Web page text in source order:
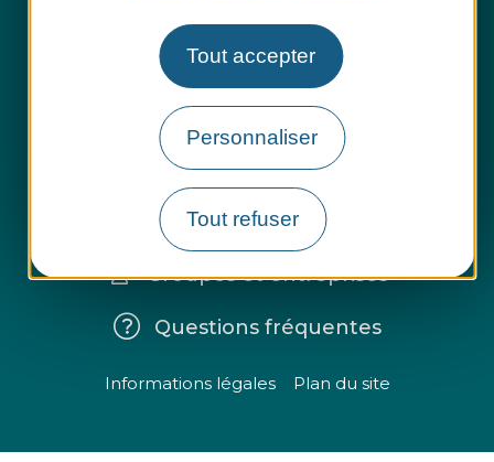
Tout accepter
Personnaliser
Tout refuser
Espace presse
Espace pro
Groupes et entreprises
Questions fréquentes
Informations légales Plan du site